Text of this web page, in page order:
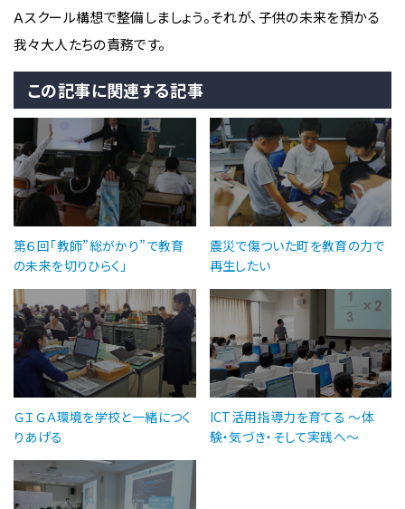
Ａスクール構想で整備しましょう。それが、子供の未来を預かる
我々大人たちの責務です。
この記事に関連する記事
第６回「教師”総がかり”で教育
の未来を切りひらく」
震災で傷ついた町を教育の力で
再生したい
ＧＩＧＡ環境を学校と一緒につく
りあげる
ICT活用指導力を育てる ～体
験・気づき・そして実践へ～